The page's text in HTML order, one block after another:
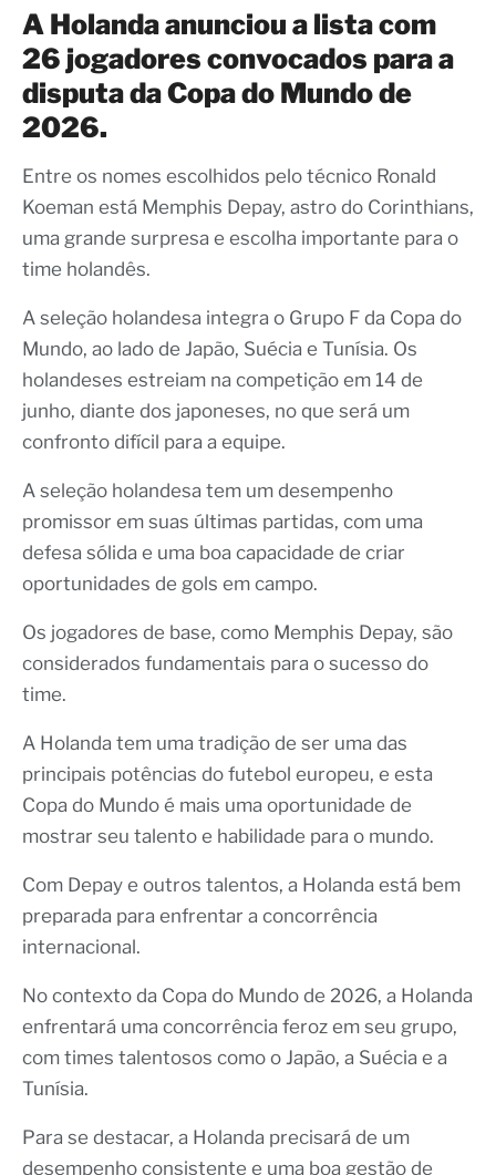
A Holanda anunciou a lista com
26 jogadores convocados para a
disputa da Copa do Mundo de
2026.
Entre os nomes escolhidos pelo técnico Ronald
Koeman está Memphis Depay, astro do Corinthians,
uma grande surpresa e escolha importante para o
time holandês.
A seleção holandesa integra o Grupo F da Copa do
Mundo, ao lado de Japão, Suécia e Tunísia. Os
holandeses estreiam na competição em 14 de
junho, diante dos japoneses, no que será um
confronto difícil para a equipe.
A seleção holandesa tem um desempenho
promissor em suas últimas partidas, com uma
defesa sólida e uma boa capacidade de criar
oportunidades de gols em campo.
Os jogadores de base, como Memphis Depay, são
considerados fundamentais para o sucesso do
time.
A Holanda tem uma tradição de ser uma das
principais potências do futebol europeu, e esta
Copa do Mundo é mais uma oportunidade de
mostrar seu talento e habilidade para o mundo.
Com Depay e outros talentos, a Holanda está bem
preparada para enfrentar a concorrência
internacional.
No contexto da Copa do Mundo de 2026, a Holanda
enfrentará uma concorrência feroz em seu grupo,
com times talentosos como o Japão, a Suécia e a
Tunísia.
Para se destacar, a Holanda precisará de um
desempenho consistente e uma boa gestão de